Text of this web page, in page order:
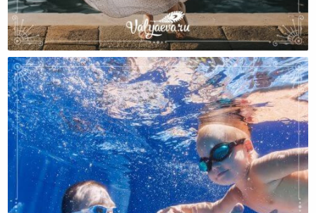
Когда Господь Хочет Спасти…